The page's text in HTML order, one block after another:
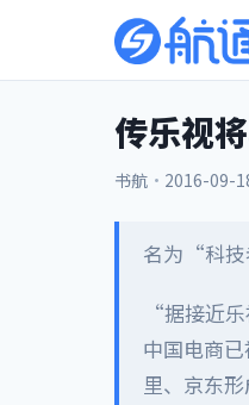
传乐视
书航 · 2016-09-
名为“科
“据接近
中国电商
里、京东